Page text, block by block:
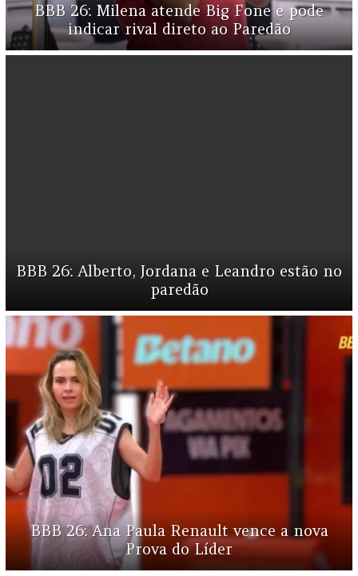
BBB 26: Milena atende Big Fone e pode
indicar rival direto ao Paredão
BBB 26: Alberto, Jordana e Leandro estão no
paredão
BBB 26: Ana Paula Renault vence a nova
Prova do Líder